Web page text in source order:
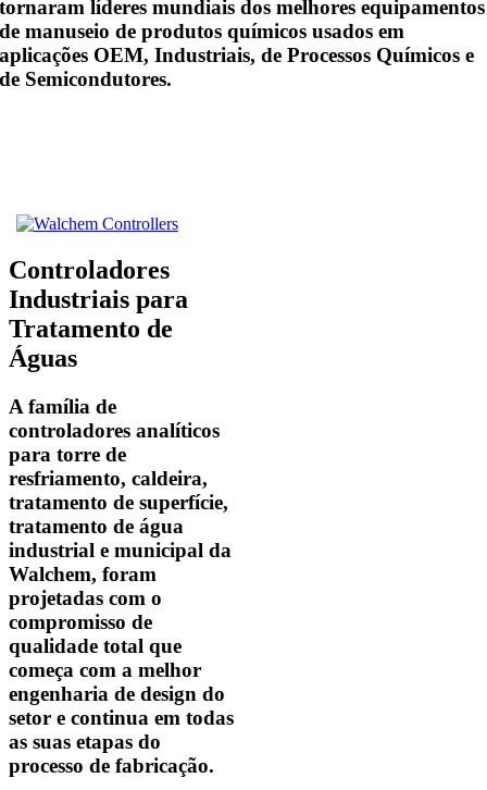
tornaram líderes mundiais dos melhores equipamentos
de manuseio de produtos químicos usados ​​em
aplicações OEM, Industriais, de Processos Químicos e
de Semicondutores.
Controladores
Industriais para
Tratamento de
Águas
A família de
controladores analíticos
para torre de
resfriamento, caldeira,
tratamento de superfície,
tratamento de água
industrial e municipal da
Walchem, foram
projetadas com o
compromisso de
qualidade total que
começa com a melhor
engenharia de design do
setor e continua em todas
as suas etapas do
processo de fabricação.